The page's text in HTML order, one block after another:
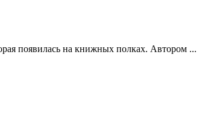
появилась на книжных полках. Автором ...